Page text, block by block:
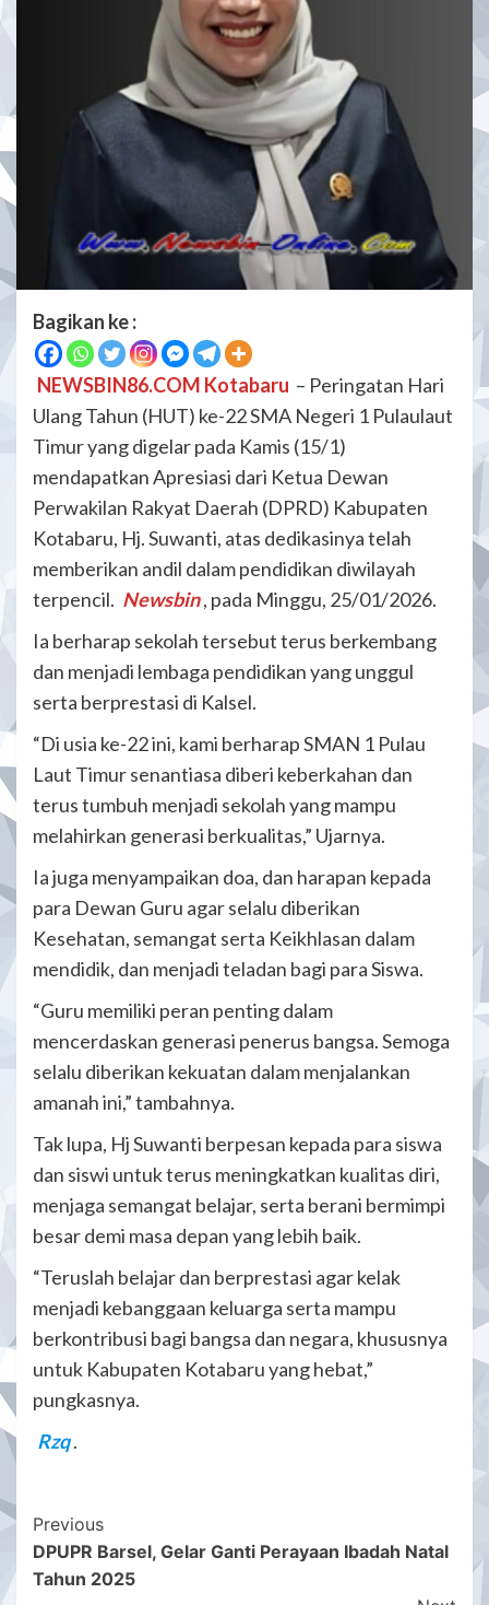
Bagikan ke :
NEWSBIN86.COM Kotabaru – Peringatan Hari
Ulang Tahun (HUT) ke-22 SMA Negeri 1 Pulaulaut
Timur yang digelar pada Kamis (15/1)
mendapatkan Apresiasi dari Ketua Dewan
Perwakilan Rakyat Daerah (DPRD) Kabupaten
Kotabaru, Hj. Suwanti, atas dedikasinya telah
memberikan andil dalam pendidikan diwilayah
terpencil. Newsbin , pada Minggu, 25/01/2026.
Ia berharap sekolah tersebut terus berkembang
dan menjadi lembaga pendidikan yang unggul
serta berprestasi di Kalsel.
“Di usia ke-22 ini, kami berharap SMAN 1 Pulau
Laut Timur senantiasa diberi keberkahan dan
terus tumbuh menjadi sekolah yang mampu
melahirkan generasi berkualitas,” Ujarnya.
Ia juga menyampaikan doa, dan harapan kepada
para Dewan Guru agar selalu diberikan
Kesehatan, semangat serta Keikhlasan dalam
mendidik, dan menjadi teladan bagi para Siswa.
“Guru memiliki peran penting dalam
mencerdaskan generasi penerus bangsa. Semoga
selalu diberikan kekuatan dalam menjalankan
amanah ini,” tambahnya.
Tak lupa, Hj Suwanti berpesan kepada para siswa
dan siswi untuk terus meningkatkan kualitas diri,
menjaga semangat belajar, serta berani bermimpi
besar demi masa depan yang lebih baik.
“Teruslah belajar dan berprestasi agar kelak
menjadi kebanggaan keluarga serta mampu
berkontribusi bagi bangsa dan negara, khususnya
untuk Kabupaten Kotabaru yang hebat,”
pungkasnya.
Rzq .
Post
Navigation
Previous
DPUPR Barsel, Gelar Ganti Perayaan Ibadah Natal
Tahun 2025